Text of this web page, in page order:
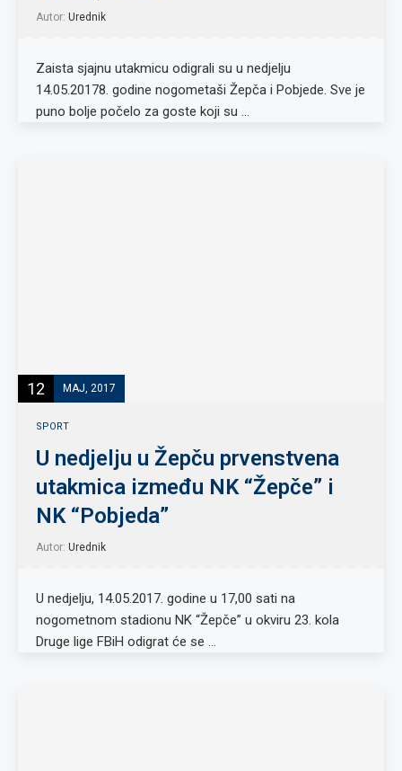
Autor: Urednik
Zaista sjajnu utakmicu odigrali su u nedjelju
14.05.20178. godine nogometaši Žepča i Pobjede. Sve je
puno bolje počelo za goste koji su …
12 MAJ, 2017
SPORT
U nedjelju u Žepču prvenstvena
utakmica između NK “Žepče” i
NK “Pobjeda”
Autor: Urednik
U nedjelju, 14.05.2017. godine u 17,00 sati na
nogometnom stadionu NK “Žepče” u okviru 23. kola
Druge lige FBiH odigrat će se …